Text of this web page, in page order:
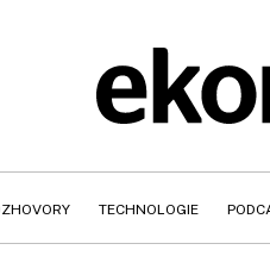
TECHNOLOGIE